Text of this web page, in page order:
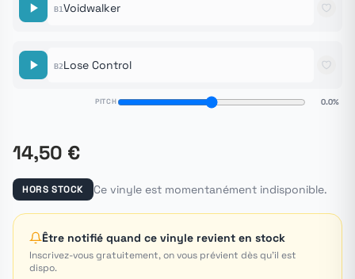
B1Voidwalker
B2Lose Control
PITCH 0.0%
14,50 €
HORS STOCK Ce vinyle est momentanément indisponible.
Être notifié quand ce vinyle revient en stock
Inscrivez-vous gratuitement, on vous prévient dès qu'il est
dispo.